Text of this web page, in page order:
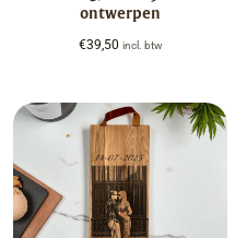
ontwerpen
€39,50 incl. btw